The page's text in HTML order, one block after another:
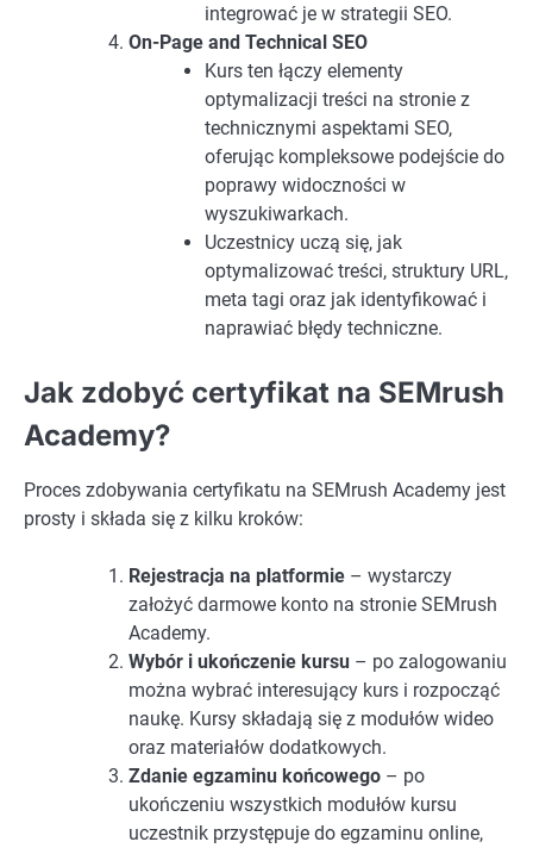
integrować je w strategii SEO.
On-Page and Technical SEO
Kurs ten łączy elementy
optymalizacji treści na stronie z
technicznymi aspektami SEO,
oferując kompleksowe podejście do
poprawy widoczności w
wyszukiwarkach.
Uczestnicy uczą się, jak
optymalizować treści, struktury URL,
meta tagi oraz jak identyfikować i
naprawiać błędy techniczne.
Jak zdobyć certyfikat na SEMrush
Academy?
Proces zdobywania certyfikatu na SEMrush Academy jest
prosty i składa się z kilku kroków:
Rejestracja na platformie – wystarczy
założyć darmowe konto na stronie SEMrush
Academy.
Wybór i ukończenie kursu – po zalogowaniu
można wybrać interesujący kurs i rozpocząć
naukę. Kursy składają się z modułów wideo
oraz materiałów dodatkowych.
Zdanie egzaminu końcowego – po
ukończeniu wszystkich modułów kursu
uczestnik przystępuje do egzaminu online,